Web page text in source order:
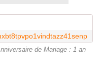
de Mariage : 1 an